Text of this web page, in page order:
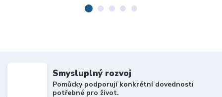
Smysluplný rozvoj
Pomůcky podporují konkrétní dovednosti
potřebné pro život.